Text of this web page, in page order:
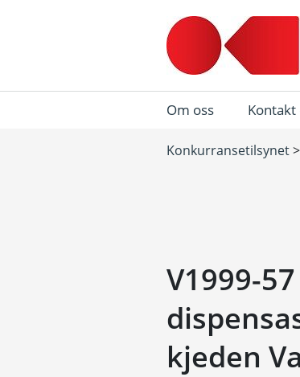
Om oss Kontakt
Konkurransetilsynet>
V1999-
kjeden